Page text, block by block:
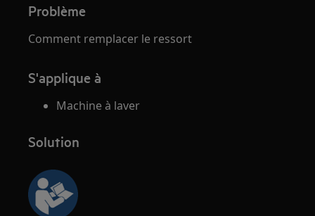
Problème
Comment remplacer le ressort
S'applique à
Machine à laver
Solution